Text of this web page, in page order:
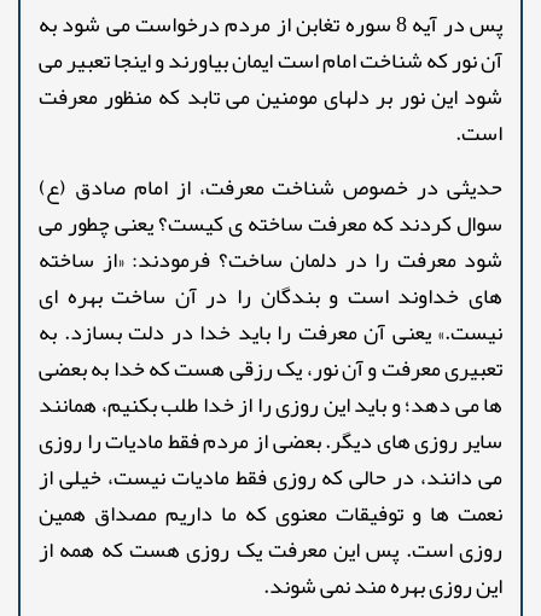
پس در آیه 8 سوره تغابن از مردم درخواست می شود به
آن نور که شناخت امام است ایمان بیاورند و اینجا تعبیر می
شود این نور بر دلهای مومنین می تابد که منظور معرفت
است.
حدیثی در خصوص شناخت معرفت، از امام صادق (ع)
سوال کردند که معرفت ساخته ی کیست؟ یعنی چطور می
شود معرفت را در دلمان ساخت؟ فرمودند: «از ساخته
های خداوند است و بندگان را در آن ساخت بهره ای
نیست.» یعنی آن معرفت را باید خدا در دلت بسازد. به
تعبیری معرفت و آن نور، یک رزقی هست که خدا به بعضی
ها می دهد؛ و باید این روزی را از خدا طلب بکنیم، همانند
سایر روزی های دیگر. بعضی از مردم فقط مادیات را روزی
می دانند، در حالی که روزی فقط مادیات نیست، خیلی از
نعمت ها و توفیقات معنوی که ما داریم مصداق همین
روزی است. پس این معرفت یک روزی هست که همه از
این روزی بهره مند نمی شوند.